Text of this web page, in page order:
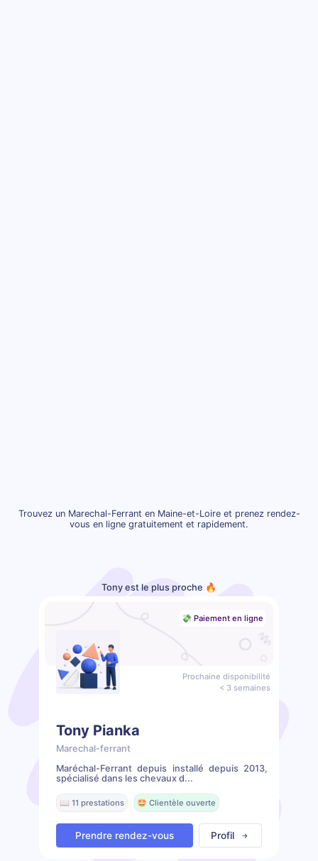
Trouvez un Marechal-Ferrant en Maine-et-Loire et prenez rendez-
vous en ligne gratuitement et rapidement.
Tony est le plus proche 🔥
💸 Paiement en ligne
Prochaine disponibilité
< 3 semaines
Tony Pianka
Marechal-ferrant
Maréchal-Ferrant depuis installé depuis 2013,
spécialisé dans les chevaux d...
📖 11 prestations 🤩 Clientèle ouverte
Prendre rendez-vous Profil